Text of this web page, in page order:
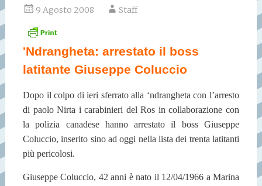
9 Agosto 2008 Staff
'Ndrangheta: arrestato il boss
latitante Giuseppe Coluccio
Dopo il colpo di ieri sferrato alla ‘ndrangheta con l’arresto
di paolo Nirta i carabinieri del Ros in collaborazione con
la polizia canadese hanno arrestato il boss Giuseppe
Coluccio, inserito sino ad oggi nella lista dei trenta latitanti
più pericolosi.
Giuseppe Coluccio, 42 anni è nato il 12/04/1966 a Marina